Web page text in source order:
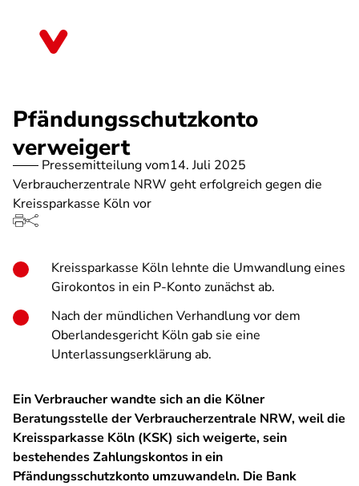
Pfändungsschutzkonto
verweigert
Pressemitteilung vom14. Juli 2025
Verbraucherzentrale NRW geht erfolgreich gegen die
Kreissparkasse Köln vor
Kreissparkasse Köln lehnte die Umwandlung eines
Girokontos in ein P-Konto zunächst ab.
Nach der mündlichen Verhandlung vor dem
Oberlandesgericht Köln gab sie eine
Unterlassungserklärung ab.
Ein Verbraucher wandte sich an die Kölner
Beratungsstelle der Verbraucherzentrale NRW, weil die
Kreissparkasse Köln (KSK) sich weigerte, sein
bestehendes Zahlungskontos in ein
Pfändungsschutzkonto umzuwandeln. Die Bank